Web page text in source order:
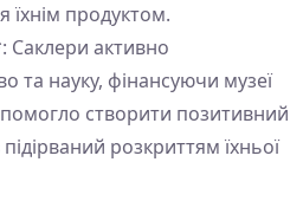
продуктом.
Саклери активно
та науку, фінансуючи музеї
створити позитивний
розкриттям їхньої